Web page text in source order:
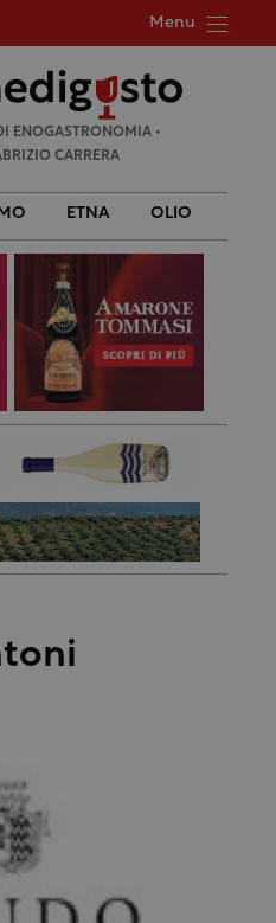
Menu
per:
ENOGASTRONOMIA •
CARRERA
ETNA OLIO